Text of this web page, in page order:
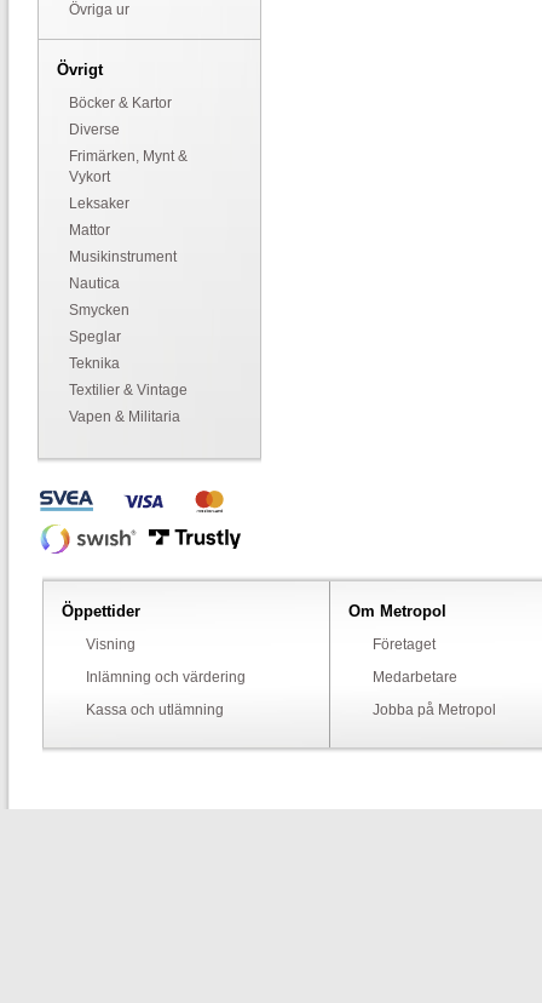
Övriga ur
Övrigt
Böcker & Kartor
Diverse
Frimärken, Mynt &
Vykort
Leksaker
Mattor
Musikinstrument
Nautica
Smycken
Speglar
Teknika
Textilier & Vintage
Vapen & Militaria
Öppettider
Visning
Inlämning och värdering
Kassa och utlämning
Om Metropol
Företaget
Medarbetare
Jobba på Metropol